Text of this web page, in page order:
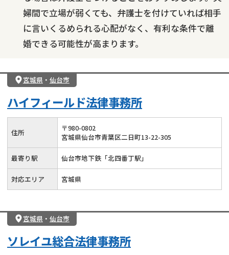
婦間で立場が弱くても、弁護士を付けていれば相手
に言いくるめられる心配がなく、有利な条件で離
婚できる可能性が高まります。
宮城県 ・ 仙台市
ハイフィールド法律事務所
住所 〒980-0802
宮城県仙台市青葉区二日町13-22-305
最寄り駅 仙台市地下鉄「北四番丁駅」
対応エリア 宮城県
宮城県 ・ 仙台市
ソレイユ総合法律事務所